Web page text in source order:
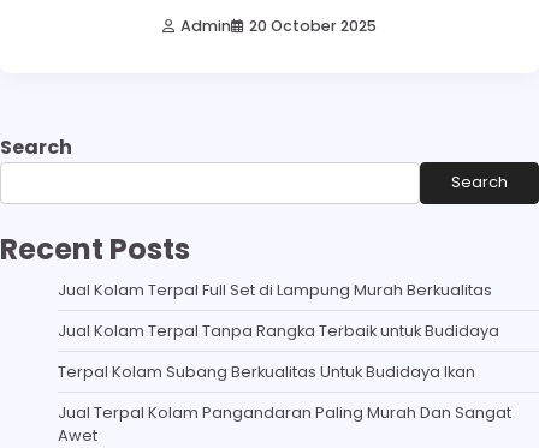
Admin 20 October 2025
Search
Search
Recent Posts
Jual Kolam Terpal Full Set di Lampung Murah Berkualitas
Jual Kolam Terpal Tanpa Rangka Terbaik untuk Budidaya
Terpal Kolam Subang Berkualitas Untuk Budidaya Ikan
Jual Terpal Kolam Pangandaran Paling Murah Dan Sangat
Awet